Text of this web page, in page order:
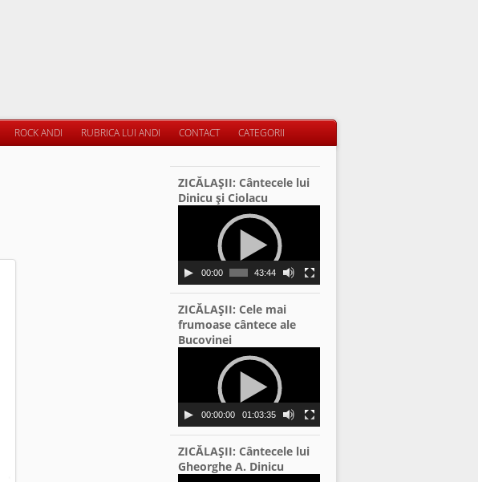
ROCK ANDI RUBRICA LUI ANDI CONTACT CATEGORII
ZICĂLAŞII: Cântecele lui
Dinicu şi Ciolacu
00:00 43:44
ZICĂLAŞII: Cele mai
frumoase cântece ale
Bucovinei
00:00:00 01:03:35
ZICĂLAŞII: Cântecele lui
Gheorghe A. Dinicu